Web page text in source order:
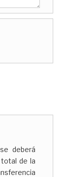
deberá
de la